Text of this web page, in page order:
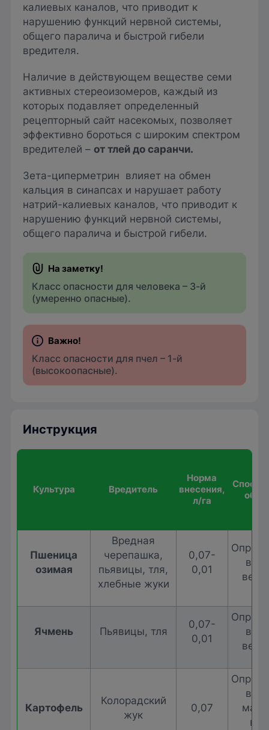
калиевых каналов, что приводит к
нарушению функций нервной системы,
общего паралича и быстрой гибели
вредителя.
Наличие в действующем веществе семи
активных стереоизомеров, каждый из
которых подавляет определенный
рецепторный сайт насекомых, позволяет
эффективно бороться с широким спектром
вредителей – от тлей до саранчи.
Зета-циперметрин влияет на обмен
кальция в синапсах и нарушает работу
натрий-калиевых каналов, что приводит к
нарушению функций нервной системы,
общего паралича и быстрой гибели.
Класс опасности для человека – 3-й
(умеренно опасные).
Класс опасности для пчел – 1-й
(высокоопасные).
Инструкция
Культура Вредитель
Норма
внесения,
л/га
Способ
Пшеница
озимая
Вредная
черепашка,
пьявицы, тля,
хлебные жуки
0,07-
0,01
в
Ячмень Пьявицы, тля
0,07-
0,01
в
Картофель
Колорадский
жук
0,07
в